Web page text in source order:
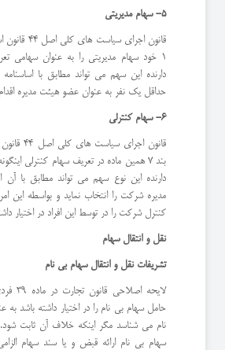
5- سهام مدیریتی
1 خود سهام مدیریتی را به عنوان سهامی
دارنده این سهم می تواند مطابق با
حداقل یک نفر به عنوان عضو هیئت مدیره
6- سهام کنترلی
قانون اجرای
بند 7 همین ماده در تعریف سهام کنترلی
دارنده این نوع سهم می تواند مطابق با آن
مدیره شرکت را انتخاب نماید و بواسطه این
کنترل شرکت را در توسط این افراد در اختیار
نقل و انتقال سهام
تشریفات نقل و انتقال سهام بی نام
لایحه
حامل سهام بی نام را در اختیار داشته باشد به
نام می شناسد مگر اینکه خلاف آن ثابت شود.
سهام بی نام ارائه قبض و یا سند سهام